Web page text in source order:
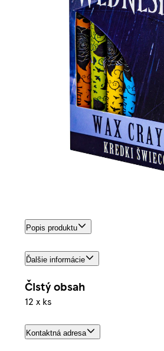
Popis produktu
Ďalšie informácie
Čistý obsah
12 x ks
Kontaktná adresa